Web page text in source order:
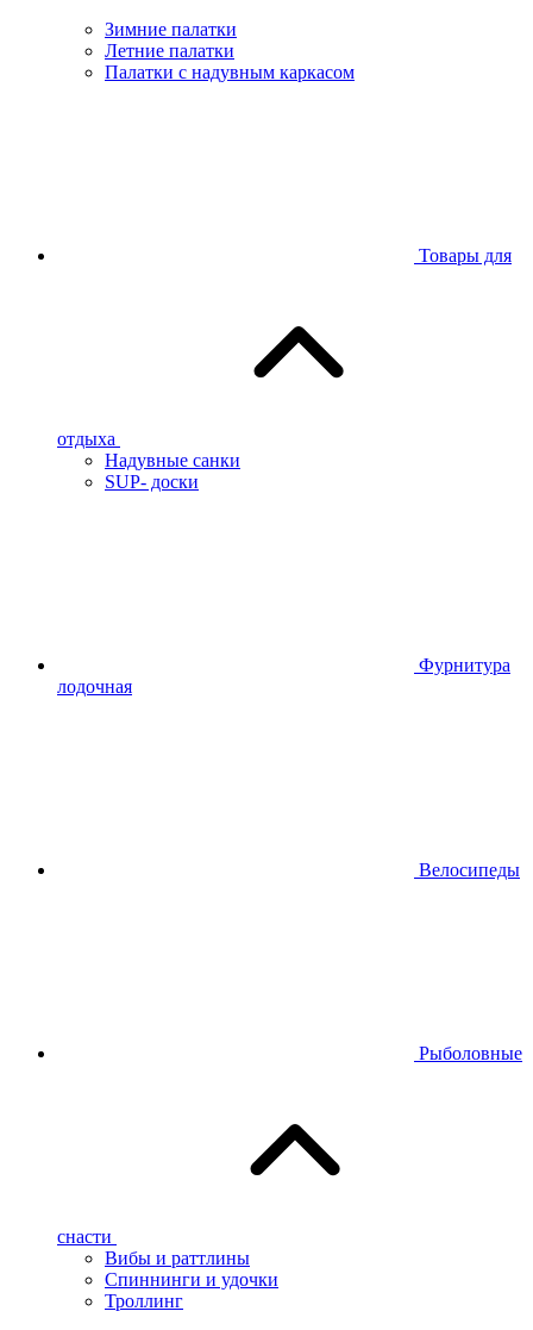
Зимние палатки
Летние палатки
Палатки с надувным каркасом
Товары для
отдыха
Надувные санки
SUP- доски
Фурнитура
лодочная
Велосипеды
Рыболовные
снасти
Вибы и раттлины
Спиннинги и удочки
Троллинг